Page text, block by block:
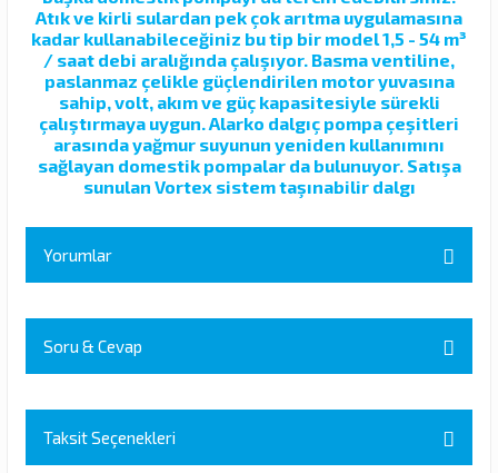
Atık ve kirli sulardan pek çok arıtma uygulamasına
kadar kullanabileceğiniz bu tip bir model 1,5 - 54 m³
/ saat debi aralığında çalışıyor. Basma ventiline,
paslanmaz çelikle güçlendirilen motor yuvasına
sahip, volt, akım ve güç kapasitesiyle sürekli
çalıştırmaya uygun. Alarko dalgıç pompa çeşitleri
arasında yağmur suyunun yeniden kullanımını
sağlayan domestik pompalar da bulunuyor. Satışa
sunulan Vortex sistem taşınabilir dalgı
Yorumlar
Yorum Yaz
Soru & Cevap
Ürün hakkında henüz soru sorulmamış.
Taksit Seçenekleri